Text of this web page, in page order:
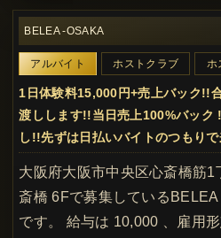
BELEA -OSAKA
アルバイト ホストクラブ ホ
1日体験料15,000円+売上バック!!
渡しします!!当日売上100%バッ
し!!先ずは日払いバイトのつもり
大阪府大阪市中央区心斎橋筋
斎橋 6Fで募集している
です。 給与は 10,000 、雇用